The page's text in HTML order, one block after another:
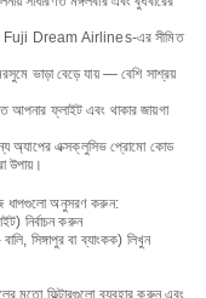
Fuji Dream Airlines-এর সীমিত
ভাড়া বেড়ে যায় — বেশি সাশ্রয়
ফ্লাইট এবং থাকার জায়গা
অ্যাপের এক্সক্লুসিভ প্রোমো কোড
উপায়।
অনুসরণ করুন:
নির্বাচন করুন
সিঙ্গাপুর বা ব্যাংকক) লিখুন
মতো ফিল্টারগুলো ব্যবহার করুন এবং